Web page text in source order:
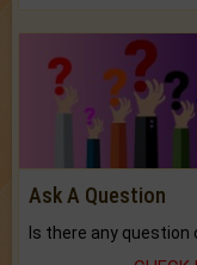
Ask A Question